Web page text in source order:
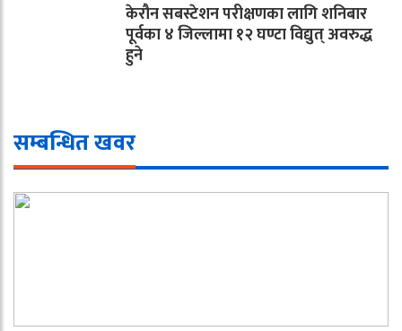
केरौन सबस्टेशन परीक्षणका लागि शनिबार
पूर्वका ४ जिल्लामा १२ घण्टा विद्युत् अवरुद्ध
हुने
सम्बन्धित खवर